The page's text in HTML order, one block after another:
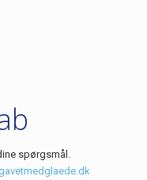
spørgsmål.